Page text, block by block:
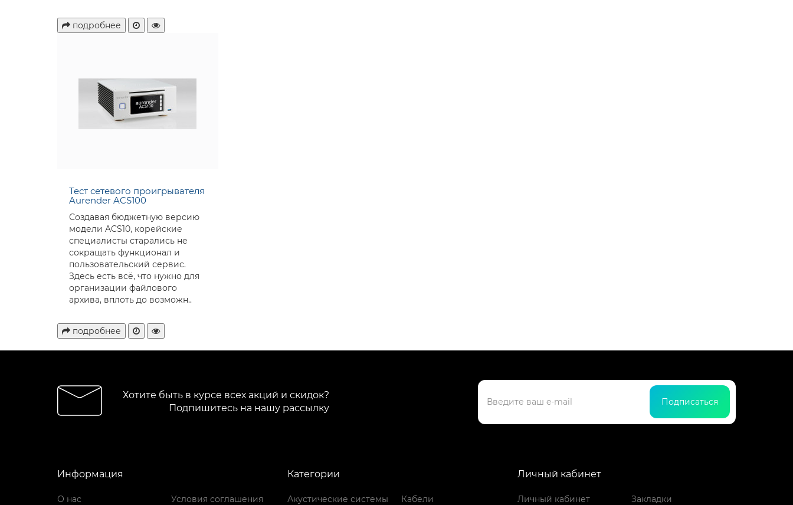
подробнее
Тест сетевого проигрывателя
Aurender ACS100
Создавая бюджетную версию
модели ACS10, корейские
специалисты старались не
сокращать функционал и
пользовательский сервис.
Здесь есть всё, что нужно для
организации файлового
архива, вплоть до возможн..
подробнее
Хотите быть в курсе всех акций и скидок?
Подпишитесь на нашу рассылку
Подписаться
Информация
О нас
Условия соглашения
Категории
Акустические системы
Кабели
Личный кабинет
Личный кабинет
Закладки